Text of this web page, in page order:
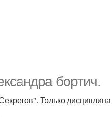
бортич.
Только